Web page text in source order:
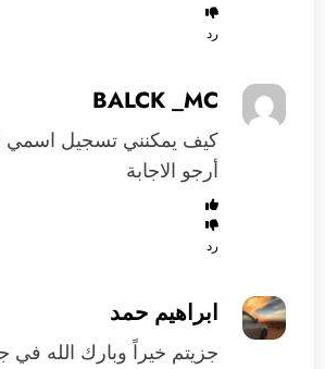
رد
BALCK _MC
كيف يمكنني تسجيل اسمي
أرجو الاجابة
رد
ابراهيم حمد
جزيتم خيراً وبارك الله في